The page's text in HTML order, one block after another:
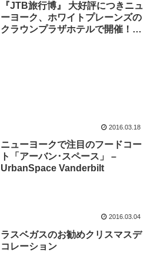
『JTB旅行博』 大好評につきニュ
ーヨーク、ホワイトプレーンズの
クラウンプラザホテルで開催！
2016.03.18
ニューヨークで注目のフードコー
ト「アーバン･スペース」 –
UrbanSpace Vanderbilt
2016.03.04
ラスベガスのお勧めクリスマスデ
コレーション